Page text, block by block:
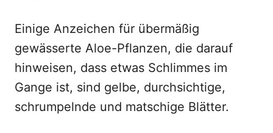
Einige Anzeichen für übermäßig
gewässerte Aloe-Pflanzen, die darauf
hinweisen, dass etwas Schlimmes im
Gange ist, sind gelbe, durchsichtige,
schrumpelnde und matschige Blätter.